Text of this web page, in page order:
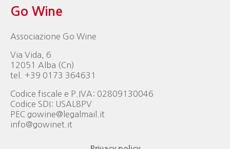
Go Wine
Associazione Go Wine
Via Vida, 6
12051 Alba (Cn)
tel. +39 0173 364631
Codice fiscale e P.IVA: 02809130046
Codice SDI: USAL8PV
PEC gowine@legalmail.it
info@gowinet.it